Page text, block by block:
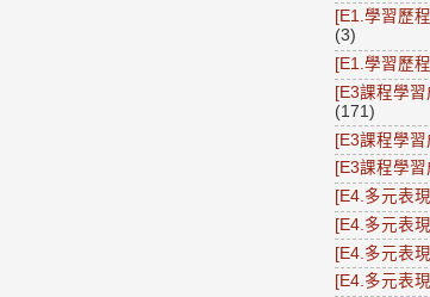
[E1.學習歷
(3)
[E1.學習歷
[E3課程學
(171)
[E3課程學
[E3課程學
[E4.多元表
[E4.多元表
[E4.多元表
[E4.多元表